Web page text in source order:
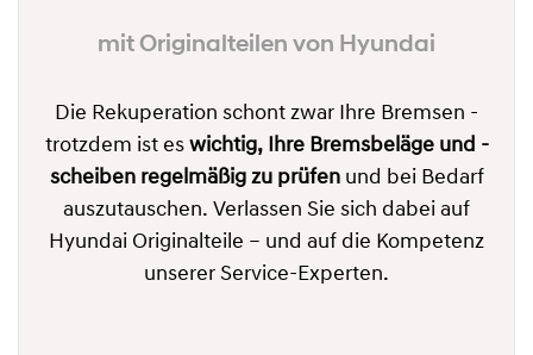
mit Originalteilen von Hyundai
Die Rekuperation schont zwar Ihre Bremsen -
trotzdem ist es wichtig, Ihre Bremsbeläge und -
scheiben regelmäßig zu prüfenund bei Bedarf
auszutauschen. Verlassen Sie sich dabei auf
Hyundai Originalteile – und auf die Kompetenz
unserer Service-Experten.